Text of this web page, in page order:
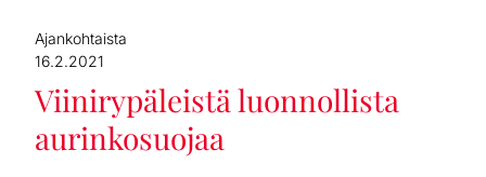
Ajankohtaista
16.2.2021
Viinirypäleistä luonnollista
aurinkosuojaa